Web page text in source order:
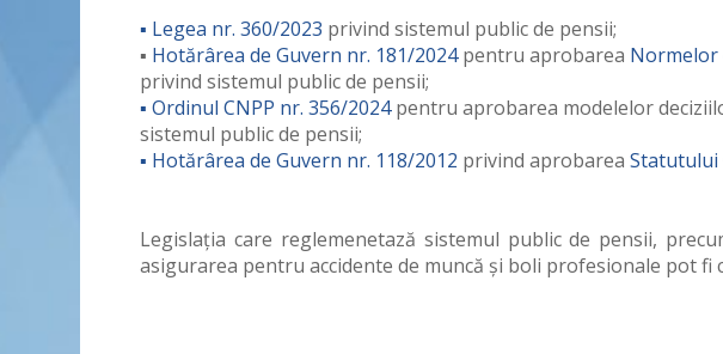
▪ Legea nr. 360/2023 privind sistemul public de pensii;
▪ Hotărârea de Guvern nr. 181/2024pentru aprobarea Normelor
privind sistemul public de pensii;
▪Ordinul CNPP nr. 356/2024pentru aprobarea modelelor
sistemul public de pensii;
▪ Hotărârea de Guvern nr. 118/2012 privind aprobareaStatutului
Legislaţia care reglemenetază sistemul public de pensii,
asigurarea pentru accidente de muncă şi boli profesionale pot fi